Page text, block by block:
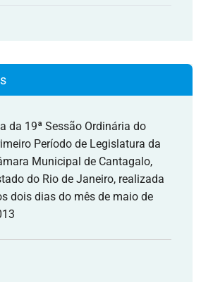
da 19ª Sessão Ordinária do
Período de Legislatura da
Municipal de Cantagalo,
do Rio de Janeiro, realizada
dois dias do mês de maio de